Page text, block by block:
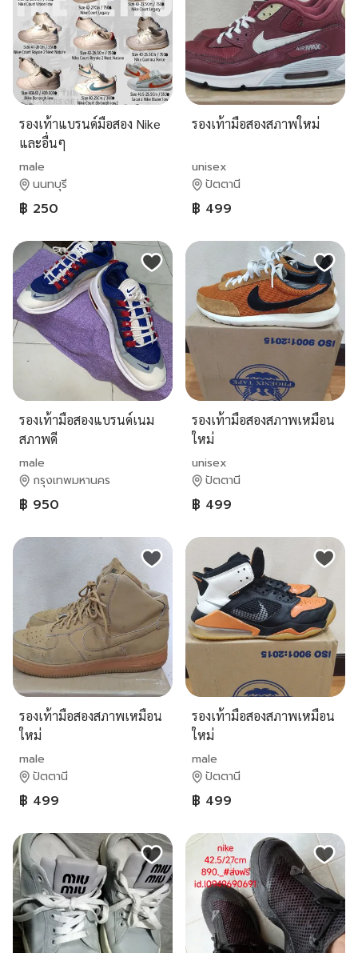
รองเท้าแบรนด์มือสอง Nike
และอื่นๆ
male
นนทบุรี
฿ 250
รองเท้ามือสองสภาพใหม่
unisex
ปัตตานี
฿ 499
รองเท้ามือสองแบรนด์เนม
สภาพดี
male
กรุงเทพมหานคร
฿ 950
รองเท้ามือสองสภาพเหมือน
ใหม่
unisex
ปัตตานี
฿ 499
รองเท้ามือสองสภาพเหมือน
ใหม่
male
ปัตตานี
฿ 499
รองเท้ามือสองสภาพเหมือน
ใหม่
male
ปัตตานี
฿ 499